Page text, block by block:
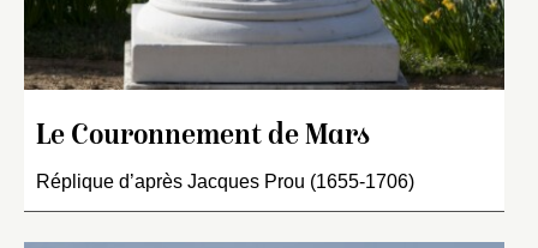
Le Couronnement de Mars
Réplique d’après Jacques Prou (1655-1706)